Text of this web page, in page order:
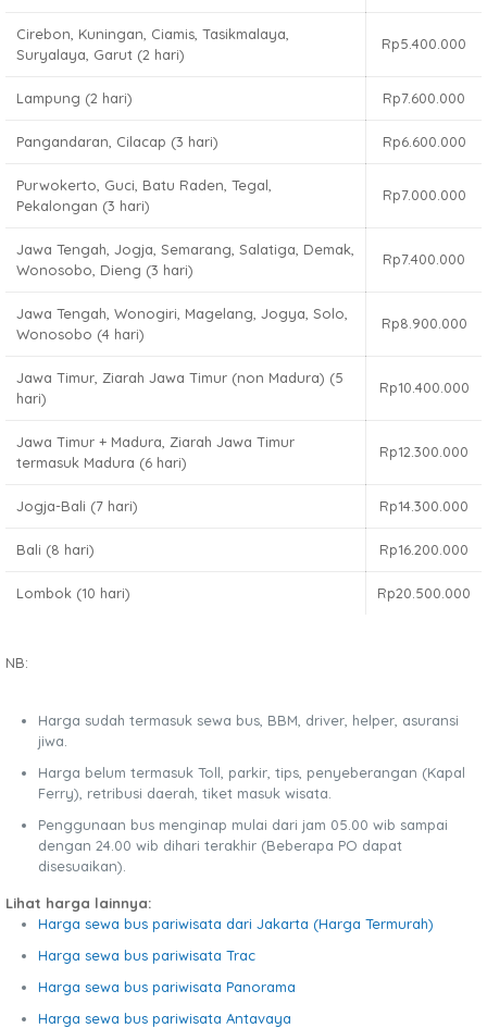
Cirebon, Kuningan, Ciamis, Tasikmalaya,
Suryalaya, Garut (2 hari)
Rp5.400.000
Lampung (2 hari) Rp7.600.000
Pangandaran, Cilacap (3 hari) Rp6.600.000
Purwokerto, Guci, Batu Raden, Tegal,
Pekalongan (3 hari)
Rp7.000.000
Jawa Tengah, Jogja, Semarang, Salatiga, Demak,
Wonosobo, Dieng (3 hari)
Rp7.400.000
Jawa Tengah, Wonogiri, Magelang, Jogya, Solo,
Wonosobo (4 hari)
Rp8.900.000
Jawa Timur, Ziarah Jawa Timur (non Madura) (5
hari)
Rp10.400.000
Jawa Timur + Madura, Ziarah Jawa Timur
termasuk Madura (6 hari)
Rp12.300.000
Jogja-Bali (7 hari) Rp14.300.000
Bali (8 hari) Rp16.200.000
Lombok (10 hari) Rp20.500.000
NB:
Harga sudah termasuk sewa bus, BBM, driver, helper, asuransi
jiwa.
Harga belum termasuk Toll, parkir, tips, penyeberangan (Kapal
Ferry), retribusi daerah, tiket masuk wisata.
Penggunaan bus menginap mulai dari jam 05.00 wib sampai
dengan 24.00 wib dihari terakhir (Beberapa PO dapat
disesuaikan).
Lihat harga lainnya:
Harga sewa bus pariwisata dari Jakarta (Harga Termurah)
Harga sewa bus pariwisata Trac
Harga sewa bus pariwisata Panorama
Harga sewa bus pariwisata Antavaya